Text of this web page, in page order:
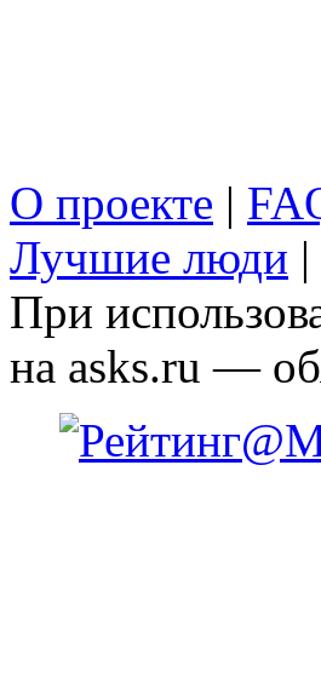
О проекте |
Лучшие люди |
При
на asks.ru —